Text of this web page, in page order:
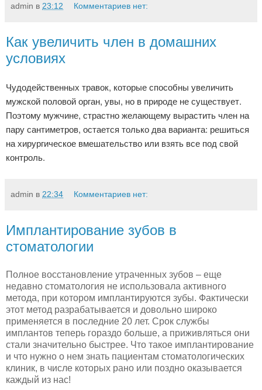
admin в 23:12 Комментариев нет:
Как увеличить член в домашних
условиях
Чудодейственных травок, которые способны увеличить
мужской половой орган, увы, но в природе не существует.
Поэтому мужчине, страстно желающему вырастить член на
пару сантиметров, остается только два варианта: решиться
на хирургическое вмешательство или взять все под свой
контроль.
admin в 22:34 Комментариев нет:
Имплантирование зубов в
стоматологии
Полное восстановление утраченных зубов – еще
недавно стоматология не использовала активного
метода, при котором имплантируются зубы. Фактически
этот метод разрабатывается и довольно широко
применяется в последние 20 лет. Срок службы
имплантов теперь гораздо больше, а приживляться они
стали значительно быстрее. Что такое имплантирование
и что нужно о нем знать пациентам стоматологических
клиник, в числе которых рано или поздно оказывается
каждый из нас!